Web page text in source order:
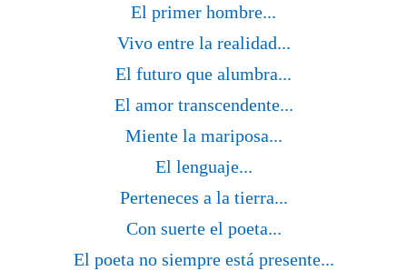
El primer hombre...
Vivo entre la realidad...
El futuro que alumbra...
El amor transcendente...
Miente la mariposa...
El lenguaje...
Perteneces a la tierra...
Con suerte el poeta...
El poeta no siempre está presente...